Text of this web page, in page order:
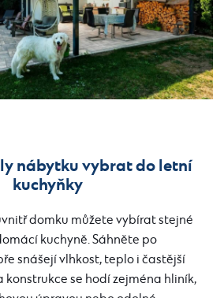
nábytku vybrat do letní
kuchyňky
domku můžete vybírat stejné
kuchyně. Sáhněte po
snášejí vlhkost, teplo i častější
konstrukce se hodí zejména hliník,